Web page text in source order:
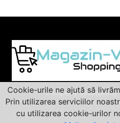
Designed & Developed by
Cookie-urile ne ajută să
Prin utilizarea serviciilor
cu utilizarea cookie-urilor